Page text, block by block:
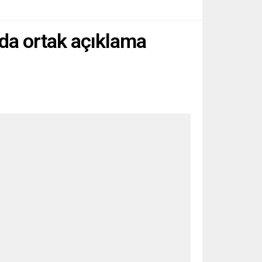
ortak açıklama